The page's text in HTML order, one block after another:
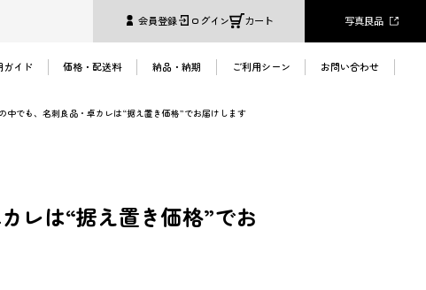
会員登録 ログイン カート 写真良品
ガイド 価格・配送料 納品・納期 ご利用シーン お問い合わせ
中でも、名刺良品・卓カレは“据え置き価格”でお届けします
レは“据え置き価格”でお